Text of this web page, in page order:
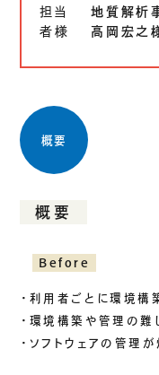
CASES
サステナビリティ
セキュリティポリシー
SDGsへの取り組み
労働情報の公開
COMPANY
担当
者様
地質解析
高岡宏之
概要
概要
Before
・利用者ごとに環境構
・環境構築や管理の難
・ソフトウェアの管理